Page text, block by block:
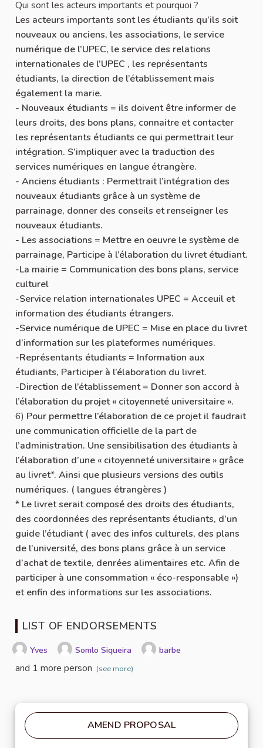
Qui sont les acteurs importants et pourquoi ?
Les acteurs importants sont les étudiants qu’ils soit
nouveaux ou anciens, les associations, le service
numérique de l’UPEC, le service des relations
internationales de l’UPEC , les représentants
étudiants, la direction de l’établissement mais
également la marie.
- Nouveaux étudiants = ils doivent être informer de
leurs droits, des bons plans, connaitre et contacter
les représentants étudiants ce qui permettrait leur
intégration. S’impliquer avec la traduction des
services numériques en langue étrangère.
- Anciens étudiants : Permettrait l’intégration des
nouveaux étudiants grâce à un système de
parrainage, donner des conseils et renseigner les
nouveaux étudiants.
- Les associations = Mettre en oeuvre le système de
parrainage, Participe à l’élaboration du livret étudiant.
-La mairie = Communication des bons plans, service
culturel
-Service relation internationales UPEC = Acceuil et
information des étudiants étrangers.
-Service numérique de UPEC = Mise en place du livret
d’information sur les plateformes numériques.
-Représentants étudiants = Information aux
étudiants, Participer à l’élaboration du livret.
-Direction de l’établissement = Donner son accord à
l’élaboration du projet « citoyenneté universitaire ».
6) Pour permettre l’élaboration de ce projet il faudrait
une communication officielle de la part de
l’administration. Une sensibilisation des étudiants à
l’élaboration d’une « citoyenneté universitaire » grâce
au livret*. Ainsi que plusieurs versions des outils
numériques. ( langues étrangères )
* Le livret serait composé des droits des étudiants,
des coordonnées des représentants étudiants, d’un
guide l’étudiant ( avec des infos culturels, des plans
de l’université, des bons plans grâce à un service
d’achat de textile, denrées alimentaires etc. Afin de
participer à une consommation « éco-responsable »)
et enfin des informations sur les associations.
LIST OF ENDORSEMENTS
Yves Somlo Siqueira barbe
and 1 more person (see more)
AMEND PROPOSAL